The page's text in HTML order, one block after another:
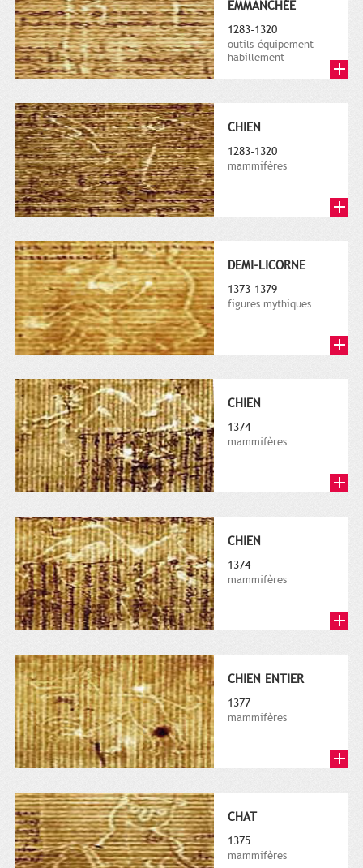
EMMANCHÉE
1283-1320
outils-équipement-
habillement
CHIEN
1283-1320
mammifères
DEMI-LICORNE
1373-1379
figures mythiques
CHIEN
1374
mammifères
CHIEN
1374
mammifères
CHIEN ENTIER
1377
mammifères
CHAT
1375
mammifères